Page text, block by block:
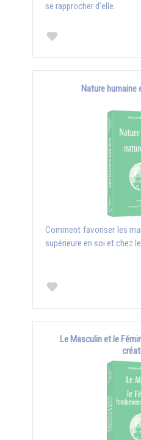
se rapprocher d’elle.
Nature humaine
Comment favoriser les
supérieure en soi et chez
Le Masculin et le